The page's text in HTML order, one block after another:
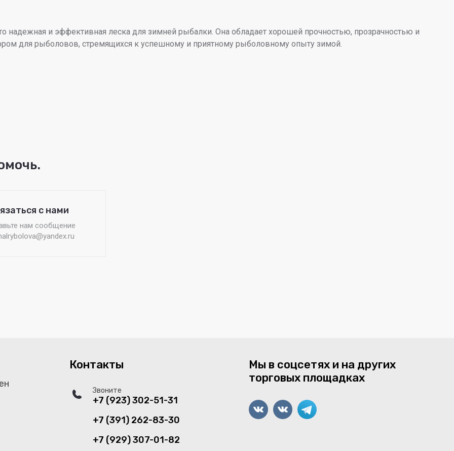
надежная и эффективная леска для зимней рыбалки. Она обладает хорошей прочностью, прозрачностью и
для рыболовов, стремящихся к успешному и приятному рыболовному опыту зимой.
с нами
нам сообщение
Контакты
Звоните
+7 (923) 302-51-31
+7 (391) 262-83-30
+7 (929) 307-01-82
Мы в соцсетях и на других
торговых площадках